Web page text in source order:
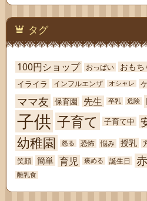
タグ
100円ショップ おっぱい おもち
イライラ インフルエンザ オシャレ
ママ友 保育園 先生 卒乳 危険
子供 子育て 子育て中
幼稚園 怒る 恐怖 悩み 授乳
笑顔 簡単 育児 褒める 誕生日
離乳食